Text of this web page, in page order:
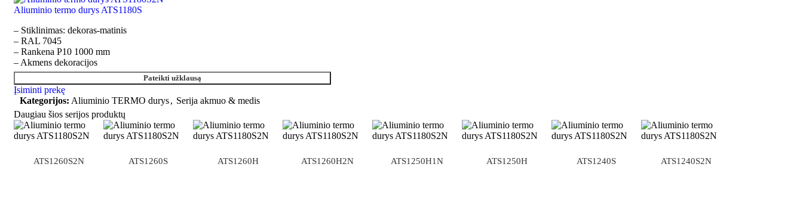
Aliuminio termo durys ATS1180S
– Stiklinimas: dekoras-matinis
– RAL 7045
– Rankena P10 1000 mm
– Akmens dekoracijos
Pateikti užklausą
Įsiminti prekę
Kategorijos: Aliuminio TERMO durys, Serija akmuo & medis
Daugiau šios serijos produktų
ATS1260S2N ATS1260S ATS1260H ATS1260H2N ATS1250H1N ATS1250H ATS1240S ATS1240S2N